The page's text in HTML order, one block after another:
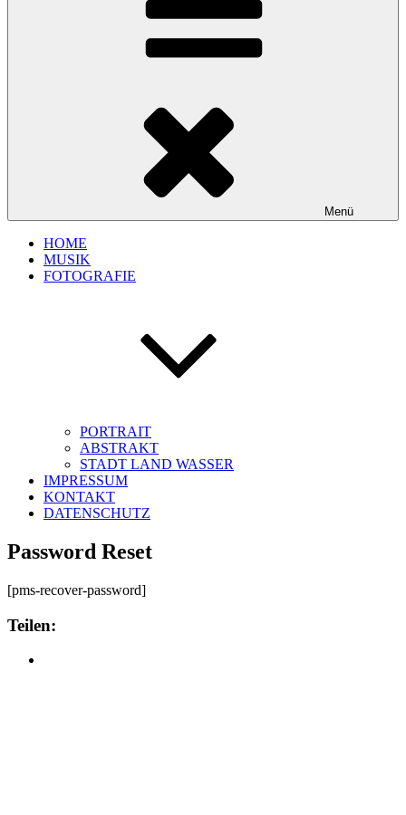
Menü
HOME
MUSIK
FOTOGRAFIE
PORTRAIT
ABSTRAKT
STADT LAND WASSER
IMPRESSUM
KONTAKT
DATENSCHUTZ
Password Reset
[pms-recover-password]
Teilen: